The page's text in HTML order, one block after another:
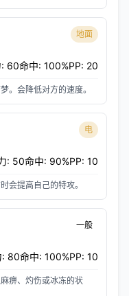
地面
: 60命中: 100%PP: 20
。会降低对方的速度。
电
: 50命中: 90%PP: 10
会提高自己的特攻。
一般
: 80命中: 100%PP: 10
痹、灼伤或冰冻的状